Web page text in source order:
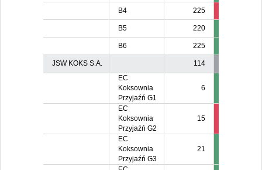
B4 225
B5 220
B6 225
JSW KOKS S.A.
114
EC
Koksownia
Przyjaźń G1
6
EC
Koksownia
Przyjaźń G2
15
EC
Koksownia
Przyjaźń G3
21